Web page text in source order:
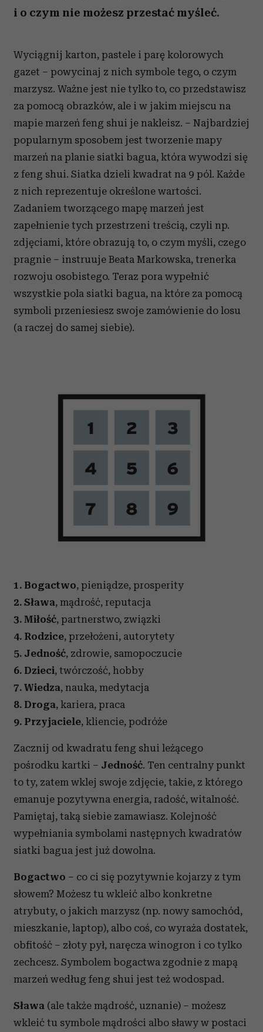
i o czym nie możesz przestać myśleć.
Wyciągnij karton, pastele i parę kolorowych
gazet – powycinaj z nich symbole tego, o czym
marzysz. Ważne jest nie tylko to, co przedstawisz
za pomocą obrazków, ale i w jakim miejscu na
mapie marzeń feng shui je nakleisz. – Najbardziej
popularnym sposobem jest tworzenie mapy
marzeń na planie siatki bagua, która wywodzi się
z feng shui. Siatka dzieli kwadrat na 9 pól. Każde
z nich reprezentuje określone wartości.
Zadaniem tworzącego mapę marzeń jest
zapełnienie tych przestrzeni treścią, czyli np.
zdjęciami, które obrazują to, o czym myśli, czego
pragnie – instruuje Beata Markowska, trenerka
rozwoju osobistego. Teraz pora wypełnić
wszystkie pola siatki bagua, na które za pomocą
symboli przeniesiesz swoje zamówienie do losu
(a raczej do samej siebie).
1. Bogactwo, pieniądze, prosperity
2. Sława, mądrość, reputacja
3. Miłość, partnerstwo, związki
4. Rodzice, przełożeni, autorytety
5. Jedność, zdrowie, samopoczucie
6. Dzieci, twórczość, hobby
7. Wiedza, nauka, medytacja
8. Droga, kariera, praca
9. Przyjaciele, kliencie, podróże
Zacznij od kwadratu feng shui leżącego
pośrodku kartki – Jedność. Ten centralny punkt
to ty, zatem wklej swoje zdjęcie, takie, z którego
emanuje pozytywna energia, radość, witalność.
Pamiętaj, taką siebie zamawiasz. Kolejność
wypełniania symbolami następnych kwadratów
siatki bagua jest już dowolna.
Bogactwo – co ci się pozytywnie kojarzy z tym
słowem? Możesz tu wkleić albo konkretne
atrybuty, o jakich marzysz (np. nowy samochód,
mieszkanie, laptop), albo coś, co wyraża dostatek,
obfitość – złoty pył, naręcza winogron i co tylko
zechcesz. Symbolem bogactwa zgodnie z mapą
marzeń według feng shui jest też wodospad.
Sława (ale także mądrość, uznanie) – możesz
wkleić tu symbole mądrości albo sławy w postaci